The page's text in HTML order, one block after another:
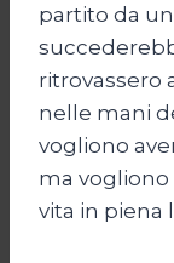
partito da
ritrovassero
nelle mani
vogliono
ma
vita in piena